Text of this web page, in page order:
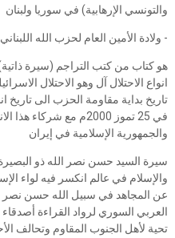
والتونسي الإرهابية) في سوريا ولبنان
- ولادة الأمين العام لحزب الله اللبناني في 31 من شهر آب
هو كتاب من كتب التراجم (سيرة
انواع الاحتلال آل وهو الاحتلال
تاريخ بداية مقاومة الحزب الى تاريخ
في 25 تموز 2000م مع
والجمهورية الإسلامية في إيران
سيرة السيد حسن نصر الله ذو
والإسلام في عالم انكسر فيه لواء
عن المجاهد في سبيل الله حسن نصر
العربي السوري لرواد القراءة
تحية لأهل الجنوب المقاوم وتحالف